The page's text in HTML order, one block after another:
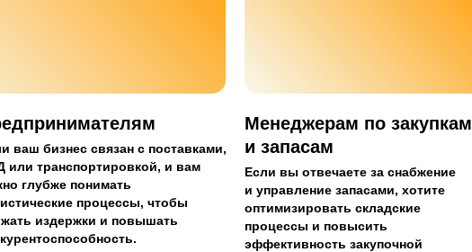
ваш бизнес связан с поставками,
или транспортировкой, и вам
глубже понимать
процессы, чтобы
издержки и повышать
Если вы отвечаете за снабжение
и управление запасами, хотите
оптимизировать складские
процессы и повысить
эффективность закупочной
Менеджерам по закупкам
и запасам